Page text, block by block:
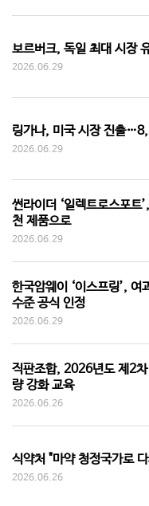
보르버크, 독일 최대 시장
2026.06.29
링가나, 미국 시장 진출
2026.06.29
썬라이더 ‘일렉트로스포트
천 제품으로
2026.06.29
한국암웨이 ‘이스프링’, 여
수준 공식 인정
2026.06.29
직판조합, 2026년도 제2차
량 강화 교육
2026.06.26
식약처 "마약 청정국가로
2026.06.26